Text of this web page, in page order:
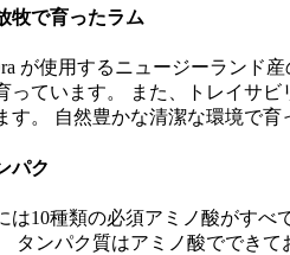
牧で育ったラム
が使用するニュージーランド
っています。 また、トレイサ
す。 自然豊かな清潔な環境で育
パク
は10種類の必須アミノ酸がすべ
タンパク質はアミノ酸ででき